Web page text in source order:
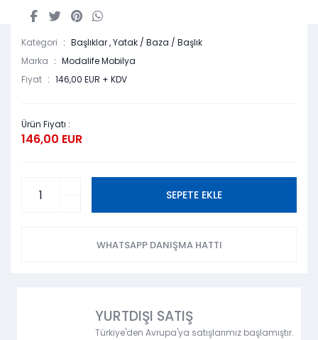
Kategori Başlıklar,Yatak / Baza / Başlık
Marka
Modalife Mobilya
Fiyat
146,00 EUR + KDV
Ürün Fiyatı :
146,00 EUR
SEPETE EKLE
WHATSAPP DANIŞMA HATTI
YURTDIŞI SATIŞ
Türkiye'den Avrupa'ya satışlarımız başlamıştır.